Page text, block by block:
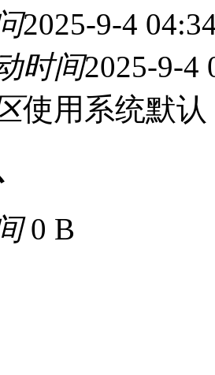
2025-9-4
时间2025-9-4
使用系统默认
0 B